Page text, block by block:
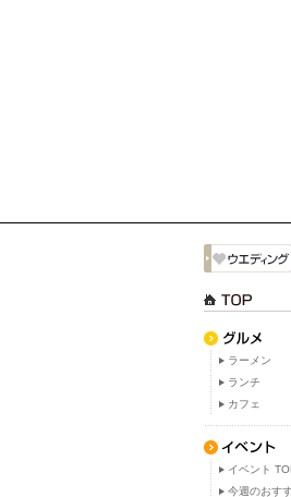
ラーメン
ランチ
カフェ
イベント
今週のおす